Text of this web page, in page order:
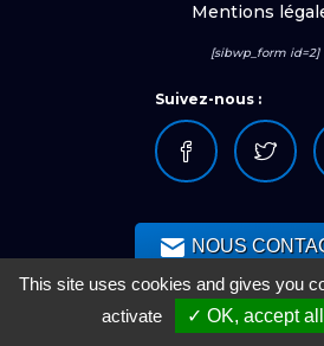
Mentions
[sibwp_form id=2]
Suivez-nous :
NOUS
This site uses cookies and gives you
activate
✓ OK, accept all